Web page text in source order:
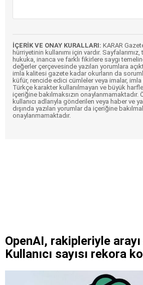
İÇERİK VE ONAY KURALLARI: KARAR
hürriyetinin kullanımı için vardır.
hukuka, inanca ve farklı fikirlere saygı
değerler çerçevesinde yazılan yorumlara
imla kalitesi gazete kadar okurların da
küfür, rencide edici cümleler veya imalar, imla
Türkçe karakter kullanılmayan ve büyük
içeriğine bakılmaksızın
kullanıcı adlarıyla gönderilen veya haber ve
dışında yazılan yorumlar da içeriğine
onaylanmamaktadır.
OpenAI, rakipleriyle arayı
Kullanıcı sayısı rekora